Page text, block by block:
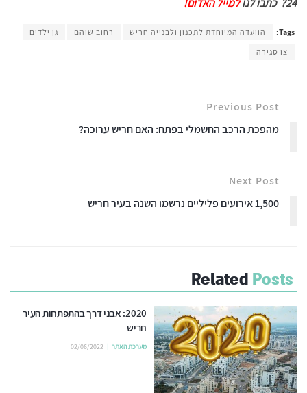
24? כתבו לנולמייל האדום!
Tags: הוועדה המיוחדת לתכנון ולבנייה חריש רחוב שוהם
גן ילדים
צו סגירה
Previous Post
מהפכת הרכב החשמלי בפתח: האם חריש ערוכה?
Next Post
1,500 אירועים פליליים נרשמו השנה בעיר חריש
Related Posts
2020: אבני דרך בהתפתחות העיר
חריש
מערכת האתר 02/06/2022